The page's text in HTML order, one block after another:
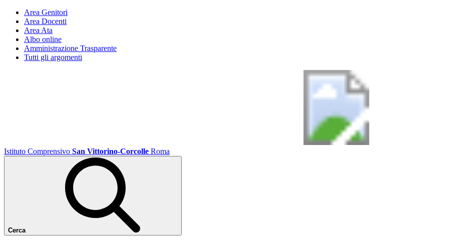
Area Genitori
Area Docenti
Area Ata
Albo online
Amministrazione Trasparente
Tutti gli argomenti
Istituto Comprensivo San Vittorino-Corcolle Roma
Cerca